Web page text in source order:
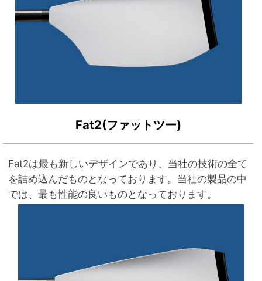
Fat2(ファットツー)
Fat2は最も新しいデザインであり、当社の技術の全て
を詰め込んだものとなっております。当社の製品の中
では、最も性能の良いものとなっております。